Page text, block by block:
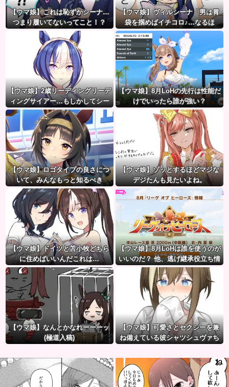
【ウマ娘】これは恥ずかシーナ…
つまり履いてないってこと！？
【ウマ娘】ヴィルシーナ「男は胃
袋を掴めばイチコロ♪…なるほ
ど。」→ 一方ジェンティルさん
（アカン）
【ウマ娘】2歳リーディングリーデ
ィングサイアー…もしかしてシー
ザリオって凄いのでは？
【ウマ娘】8月LoHの先行は性能だ
けでいったら誰が強い？
【ウマ娘】ロゴタイプの良さにつ
いて、みんなもっと知るべき
【ウマ娘】ゾッとするほどマジな
デジたんも見たいよね。
【ウマ娘】ドイツと苫小牧どちら
に住めばいいんだこれは…
【ウマ娘】8月LoHは誰を使うのが
いいのだ？ 他、逃げ継承役立ち情
報など
【ウマ娘】なんとかなれーーーッ
(極道入稿)
【ウマ娘】可愛さとセクシーを兼
ね備えている彼シャツシュヴァち